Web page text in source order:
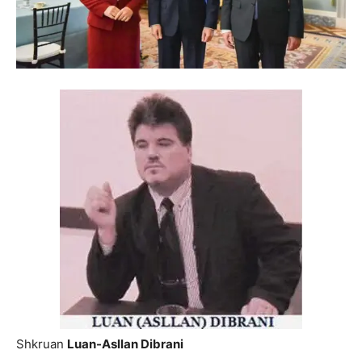
Shkruan Luan-Asllan Dibrani